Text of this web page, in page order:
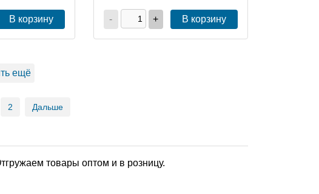
В корзину - + В корзину
ещё
2 Дальше
товары оптом и в розницу.